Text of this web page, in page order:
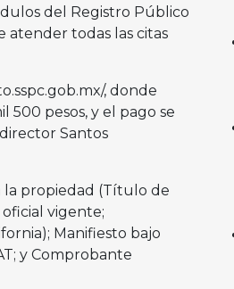
del Registro Público
atender todas las citas
, donde
500 pesos, y el pago se
Santos
la propiedad (Título de
oficial vigente;
Manifiesto bajo
y Comprobante